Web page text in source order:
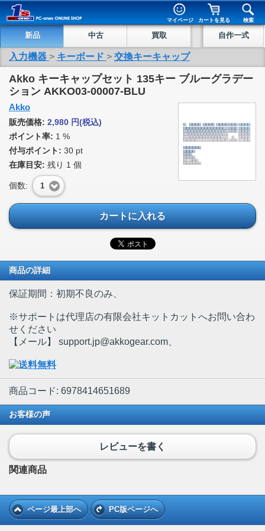
マイページ カートを見る 検索
新品 中古 買取 自作一式
入力機器 > キーボード > 交換キーキャップ
Akko キーキャップセット 135キー ブルーグラデー
ション AKKO03-00007-BLU
Akko
販売価格: 2,980 円(税込)
ポイント率: 1 %
付与ポイント: 30 pt
在庫目安: 残り 1 個
個数: 1
カートに入れる
商品の詳細
保証期間：初期不良のみ、
※サポートは代理店の有限会社キットカットへお問い合わ
せください
【メール】 support.jp@akkogear.com、
商品コード: 6978414651689
お客様の声
レビューを書く
関連商品
ページ最上部へ PC版ページへ